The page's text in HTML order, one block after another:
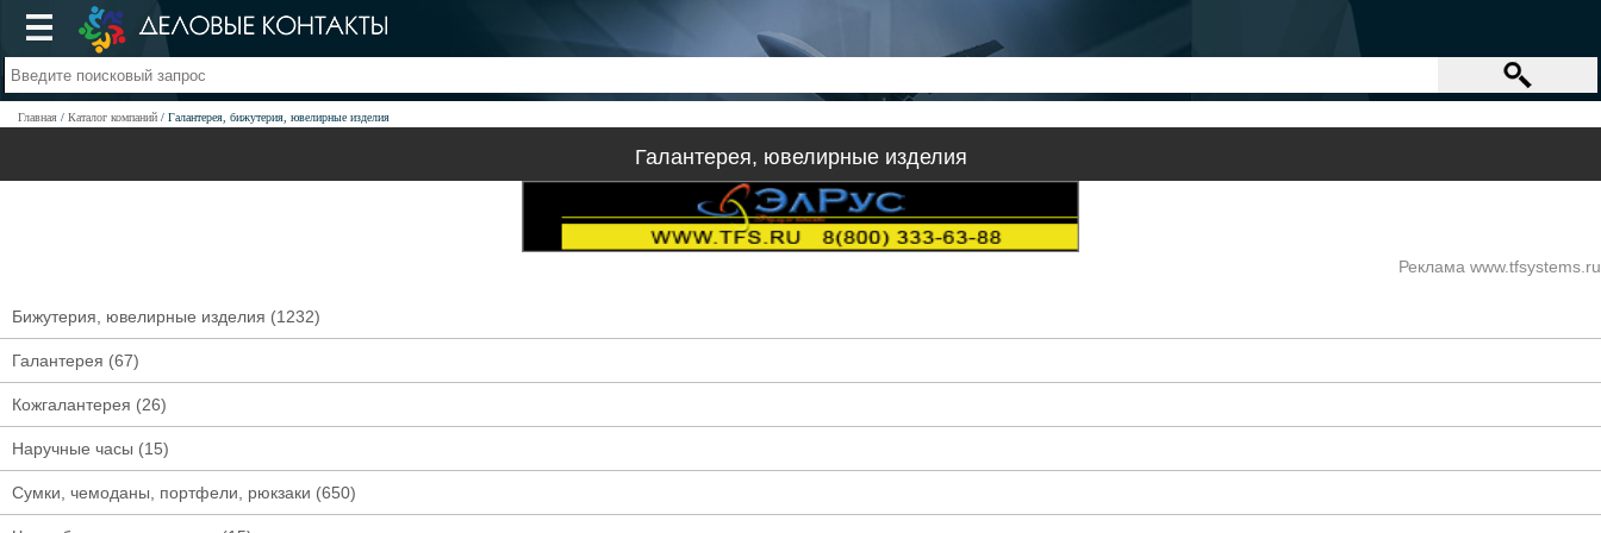
Главная Каталог компаний Галантерея, бижутерия, ювелирные изделия
Галантерея, ювелирные изделия
Реклама www.tfsystems.ru
Бижутерия, ювелирные изделия (1232)
Галантерея (67)
Кожгалантерея (26)
Наручные часы (15)
Сумки, чемоданы, портфели, рюкзаки (650)